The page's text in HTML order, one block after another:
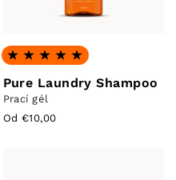
Hodnotenie: 4.86 z 5
Pure Laundry Shampoo
Prací gél
Od €10,00